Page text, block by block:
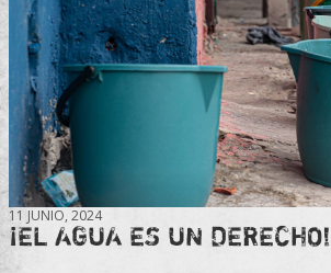
11 JUNIO, 2024
¡EL AGUA ES UN DERECHO!